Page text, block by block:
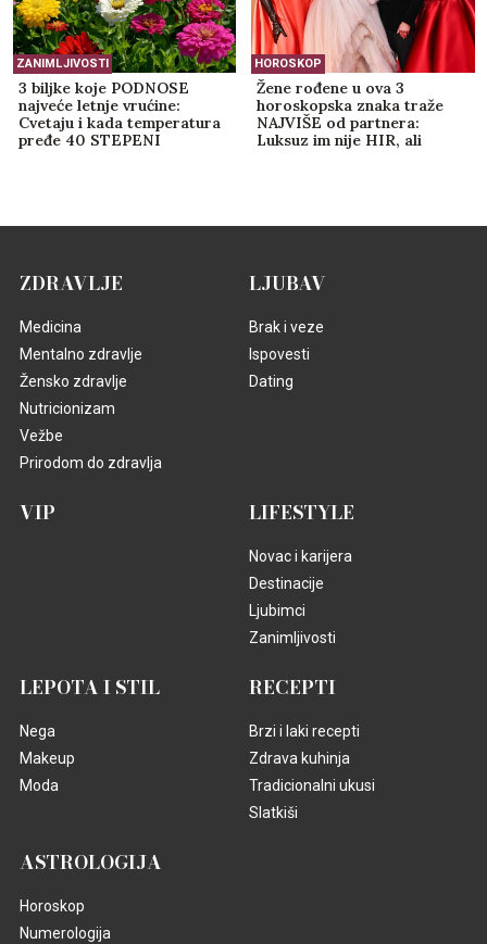
ZANIMLJIVOSTI
3 biljke koje PODNOSE
najveće letnje vrućine:
Cvetaju i kada temperatura
pređe 40 STEPENI
HOROSKOP
Žene rođene u ova 3
horoskopska znaka traže
NAJVIŠE od partnera:
Luksuz im nije HIR, ali
ZDRAVLJE
Medicina
Mentalno zdravlje
Žensko zdravlje
Nutricionizam
Vežbe
Prirodom do zdravlja
LJUBAV
Brak i veze
Ispovesti
Dating
VIP LIFESTYLE
Novac i karijera
Destinacije
Ljubimci
Zanimljivosti
LEPOTA I STIL
Nega
Makeup
Moda
RECEPTI
Brzi i laki recepti
Zdrava kuhinja
Tradicionalni ukusi
Slatkiši
ASTROLOGIJA
Horoskop
Numerologija